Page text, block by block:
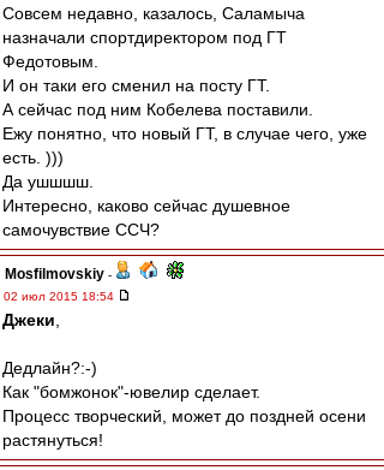
Совсем недавно, казалось, Саламыча
назначали спортдиректором под ГТ
Федотовым.
И он таки его сменил на посту ГТ.
А сейчас под ним Кобелева поставили.
Ежу понятно, что новый ГТ, в случае чего, уже
есть. )))
Да ушшшш.
Интересно, каково сейчас душевное
самочувствие ССЧ?
Mosfilmovskiy -
02 июл 2015 18:54
Джеки
Дедлайн?:-)
Как "бомжонок"-ювелир сделает.
Процесс творческий, может до поздней осени
растянуться!